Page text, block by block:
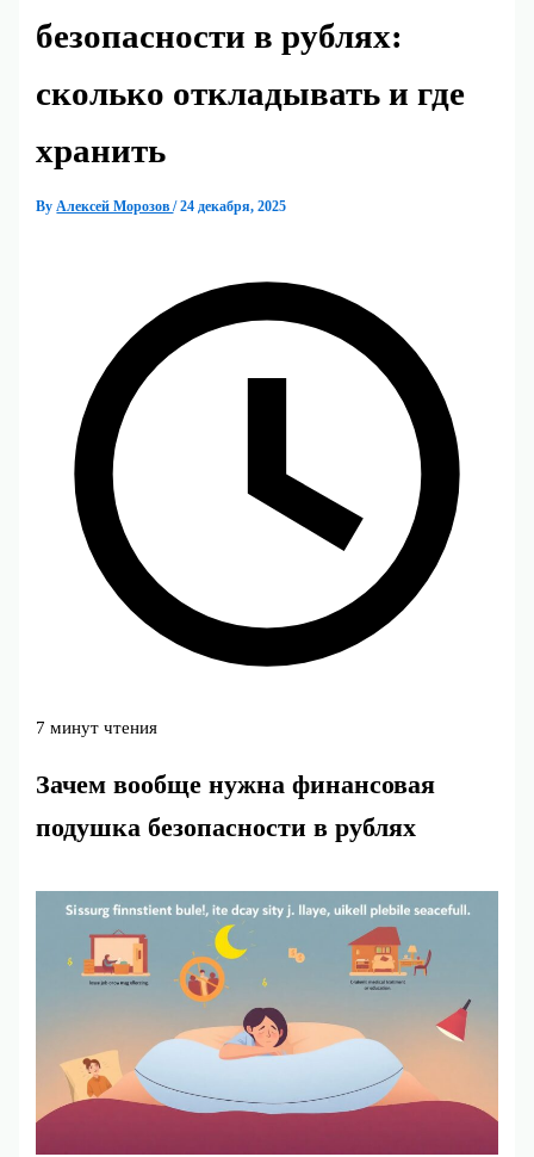
безопасности в рублях:
сколько откладывать и где
хранить
ByАлексей Морозов/24 декабря, 2025
7 минут чтения
Зачем вообще нужна финансовая
подушка безопасности в рублях